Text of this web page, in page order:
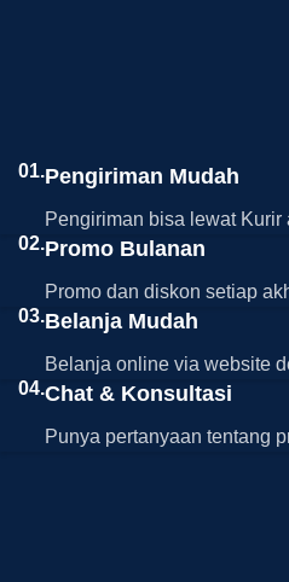
01.Pengiriman Mudah
Pengiriman bisa lewat
02.Promo Bulanan
Promo dan diskon setiap
03.Belanja Mudah
Belanja online via website
04.Chat & Konsultasi
Punya pertanyaan tentang